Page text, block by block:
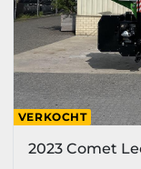
VERKOCHT